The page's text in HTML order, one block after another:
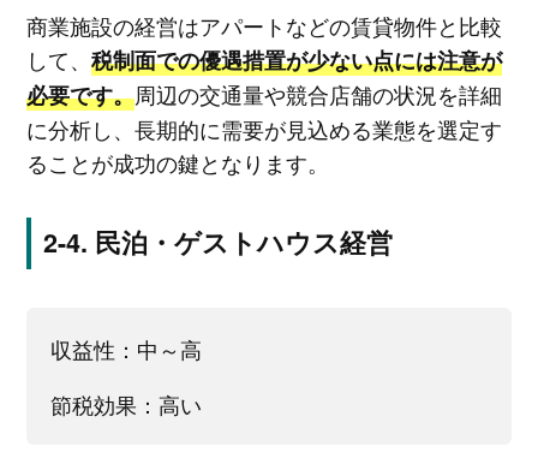
商業施設の経営はアパートなどの賃貸物件と比較
して、 税制面での優遇措置が少ない点には注意が
必要です。周辺の交通量や競合店舗の状況を詳細
に分析し、長期的に需要が見込める業態を選定す
ることが成功の鍵となります。
民泊・ゲストハウス経営
収益性：中～高
節税効果：高い